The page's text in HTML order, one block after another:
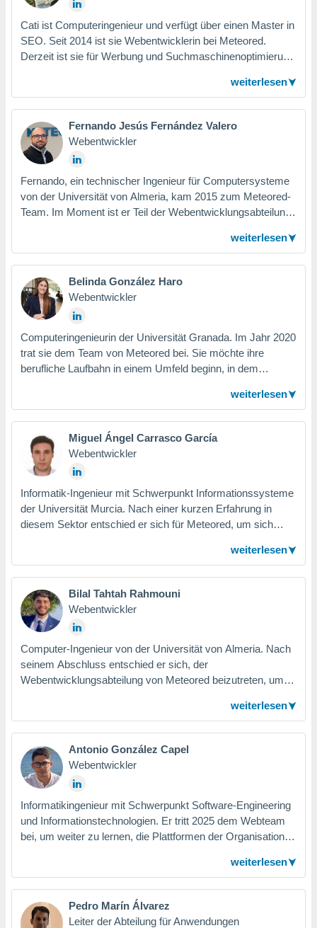
Cati ist Computeringenieur und verfügt über einen Master in
SEO. Seit 2014 ist sie Webentwicklerin bei Meteored.
Derzeit ist sie für Werbung und Suchmaschinenoptimierung
Eingefleischte und sorgfältige Nonkonformistin, die ihr Team
weiterlesen
Fernando Jesús Fernández Valero
Webentwickler
Fernando, ein technischer Ingenieur für Computersysteme
von der Universität von Almeria, kam 2015 zum Meteored-
Team. Im Moment ist er Teil der Webentwicklungsabteilung,
weiterlesen
Belinda González Haro
Webentwickler
Computeringenieurin der Universität Granada. Im Jahr 2020
trat sie dem Team von Meteored bei. Sie möchte ihre
berufliche Laufbahn in einem Umfeld beginn, in dem
neusten Technologien auseinandersetzen kann.weiterlesen
Miguel Ángel Carrasco García
Webentwickler
Informatik-Ingenieur mit Schwerpunkt Informationssysteme
der Universität Murcia. Nach einer kurzen Erfahrung in
diesem Sektor entschied er sich für Meteored, um sich
weiterlesen
Bilal Tahtah Rahmouni
Webentwickler
Computer-Ingenieur von der Universität von Almeria. Nach
seinem Abschluss entschied er sich, der
Webentwicklungsabteilung von Meteored beizutreten, um
Ausbildung fortzusetzen und sein Wissen in das Team
weiterlesen
Antonio González Capel
Webentwickler
Informatikingenieur mit Schwerpunkt Software-Engineering
und Informationstechnologien. Er tritt 2025 dem Webteam
bei, um weiter zu lernen, die Plattformen der Organisation
weiterlesen
Pedro Marín Álvarez
Leiter der Abteilung für Anwendungen